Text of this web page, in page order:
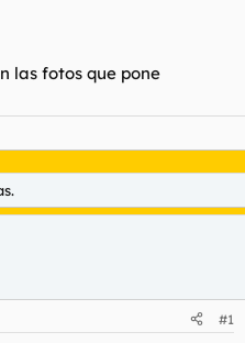
las fotos que pone
#1